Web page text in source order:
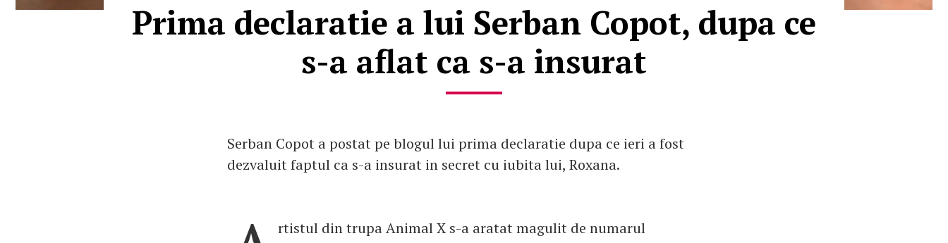
Prima declaratie a lui Serban Copot, dupa ce
s-a aflat ca s-a insurat
Serban Copot a postat pe blogul lui prima declaratie dupa ce ieri a fost
dezvaluit faptul ca s-a insurat in secret cu iubita lui, Roxana.
rtistul din trupa Animal X s-a aratat magulit de numarul